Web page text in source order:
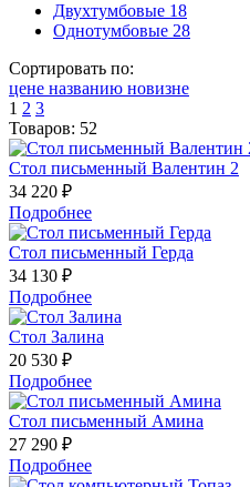
Двухтумбовые 18
Однотумбовые 28
Сортировать по:
цене названию новизне
1 2 3
Товаров: 52
Стол письменный Валентин 2
34 220 ₽
Подробнее
Стол письменный Герда
34 130 ₽
Подробнее
Стол Залина
20 530 ₽
Подробнее
Cтол письменный Амина
27 290 ₽
Подробнее